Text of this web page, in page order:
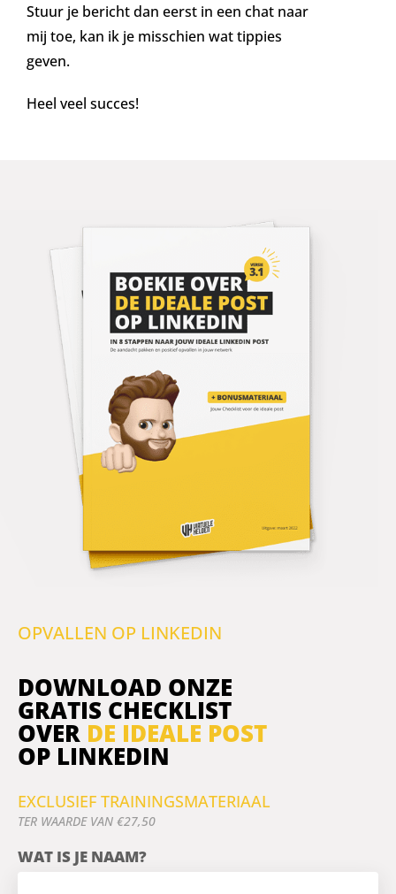
Stuur je bericht dan eerst in een chat naar
mij toe, kan ik je misschien wat tippies
geven.
Heel veel succes!
OPVALLEN OP LINKEDIN
DOWNLOAD ONZE
GRATIS CHECKLIST
OVER DE IDEALE POST
OP LINKEDIN
EXCLUSIEF TRAININGSMATERIAAL
TER WAARDE VAN €27,50
WAT IS JE NAAM?